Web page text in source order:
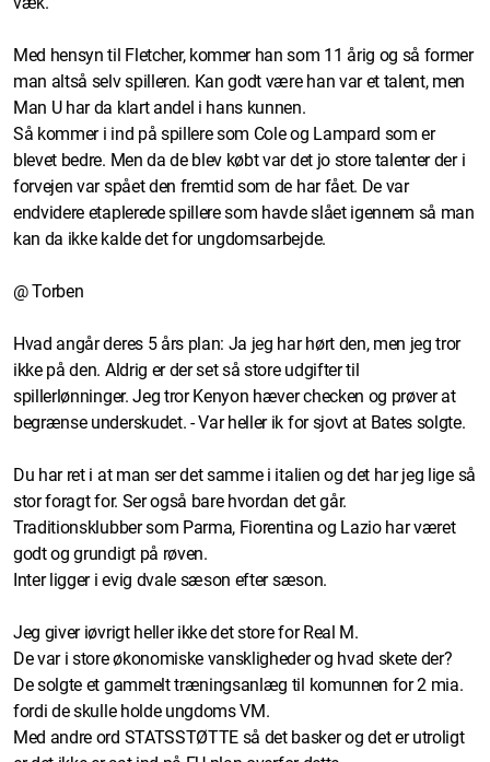
Med hensyn til Fletcher, kommer han som 11 årig og så former
man altså selv spilleren. Kan godt være han var et talent, men
Man U har da klart andel i hans kunnen.
Så kommer i ind på spillere som Cole og Lampard som er
blevet bedre. Men da de blev købt var det jo store talenter der i
forvejen var spået den fremtid som de har fået. De var
endvidere etaplerede spillere som havde slået igennem så man
kan da ikke kalde det for ungdomsarbejde.
@ Torben
Hvad angår deres 5 års plan: Ja jeg har hørt den, men jeg tror
ikke på den. Aldrig er der set så store udgifter til
spillerlønninger. Jeg tror Kenyon hæver checken og prøver at
begrænse underskudet. - Var heller ik for sjovt at Bates solgte.
Du har ret i at man ser det samme i italien og det har jeg lige så
stor foragt for. Ser også bare hvordan det går.
Traditionsklubber som Parma, Fiorentina og Lazio har været
godt og grundigt på røven.
Inter ligger i evig dvale sæson efter sæson.
Jeg giver iøvrigt heller ikke det store for Real M.
De var i store økonomiske vanskligheder og hvad skete der?
De solgte et gammelt træningsanlæg til komunnen for 2 mia.
fordi de skulle holde ungdoms VM.
Med andre ord STATSSTØTTE så det basker og det er utroligt